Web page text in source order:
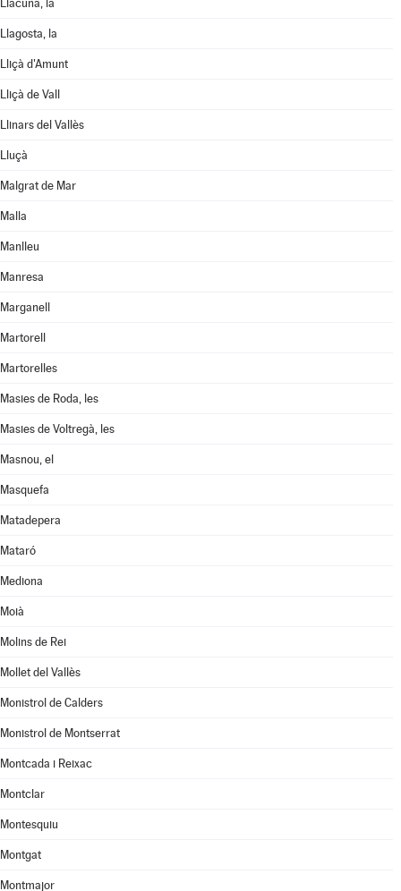
Llacuna, la
Llagosta, la
Lliçà d'Amunt
Lliçà de Vall
Llinars del Vallès
Lluçà
Malgrat de Mar
Malla
Manlleu
Manresa
Marganell
Martorell
Martorelles
Masies de Roda, les
Masies de Voltregà, les
Masnou, el
Masquefa
Matadepera
Mataró
Mediona
Moià
Molins de Rei
Mollet del Vallès
Monistrol de Calders
Monistrol de Montserrat
Montcada i Reixac
Montclar
Montesquiu
Montgat
Montmajor